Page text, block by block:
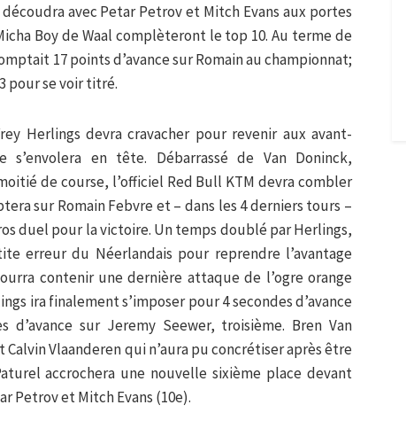
avec Petar Petrov et Mitch Evans aux portes
Boy de Waal complèteront le top 10. Au terme de
17 points d’avance sur Romain au championnat;
pour se voir titré.
Herlings devra cravacher pour revenir aux avant-
s’envolera en tête. Débarrassé de Van Doninck,
de course, l’officiel Red Bull KTM devra combler
sur Romain Febvre et – dans les 4 derniers tours –
duel pour la victoire. Un temps doublé par Herlings,
erreur du Néerlandais pour reprendre l’avantage
contenir une dernière attaque de l’ogre orange
ira finalement s’imposer pour 4 secondes d’avance
d’avance sur Jeremy Seewer, troisième. Bren Van
Vlaanderen qui n’aura pu concrétiser après être
accrochera une nouvelle sixième place devant
Petrov et Mitch Evans (10e).